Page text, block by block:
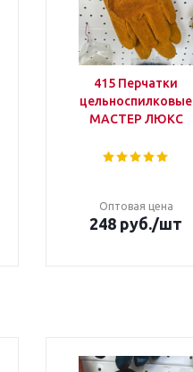
415 Перчатки
цельноспилковые
МАСТЕР ЛЮКС
Оптовая цена
248 руб./шт